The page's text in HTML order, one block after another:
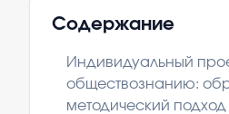
Содержание
Индивидуальный
обществознанию:
методический подход